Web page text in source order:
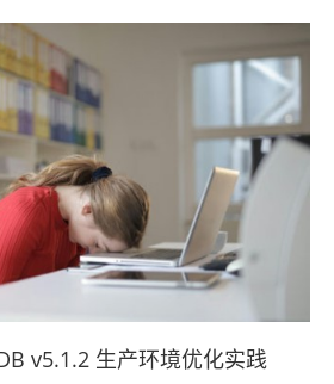
v5.1.2 生产环境优化实践